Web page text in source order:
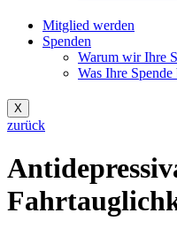
Mitglied werden
Spenden
Warum wir Ihre
Was Ihre
X
zurück